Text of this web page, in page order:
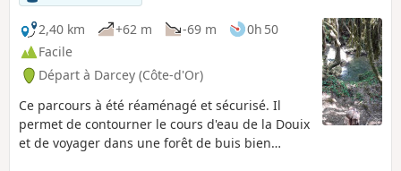
2,40 km
+62 m -69 m
0h 50
Facile
Départ à Darcey (Côte-d'Or)
Ce parcours à été réaménagé et sécurisé. Il
permet de contourner le cours d'eau de la Douix
et de voyager dans une forêt de buis bien